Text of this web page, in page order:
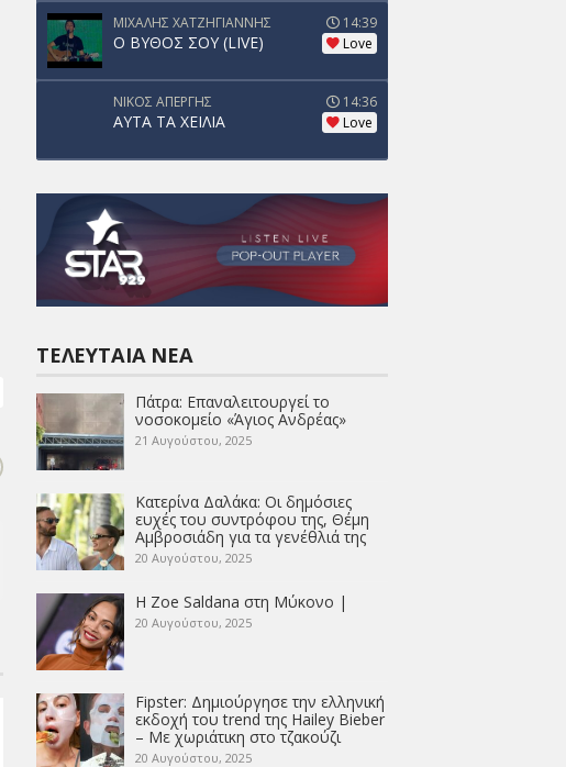
ΜΙΧΑΛΗΣ ΧΑΤΖΗΓΙΑΝΝΗΣ
Ο ΒΥΘΟΣ ΣΟΥ (LIVE)
14:39
Love
ΝΙΚΟΣ ΑΠΕΡΓΗΣ
ΑΥΤΑ ΤΑ ΧΕΙΛΙΑ
14:36
Love
ΤΕΛΕΥΤΑΊΑ ΝΈΑ
Πάτρα: Επαναλειτουργεί το
νοσοκομείο «Άγιος Ανδρέας»
21 Αυγούστου, 2025
Κατερίνα Δαλάκα: Οι δημόσιες
ευχές του συντρόφου της, Θέμη
Αμβροσιάδη για τα γενέθλιά της
20 Αυγούστου, 2025
Η Zoe Saldana στη Μύκονο |
20 Αυγούστου, 2025
Fipster: Δημιούργησε την ελληνική
εκδοχή του trend της Hailey Bieber
– Με χωριάτικη στο τζακούζι
20 Αυγούστου, 2025